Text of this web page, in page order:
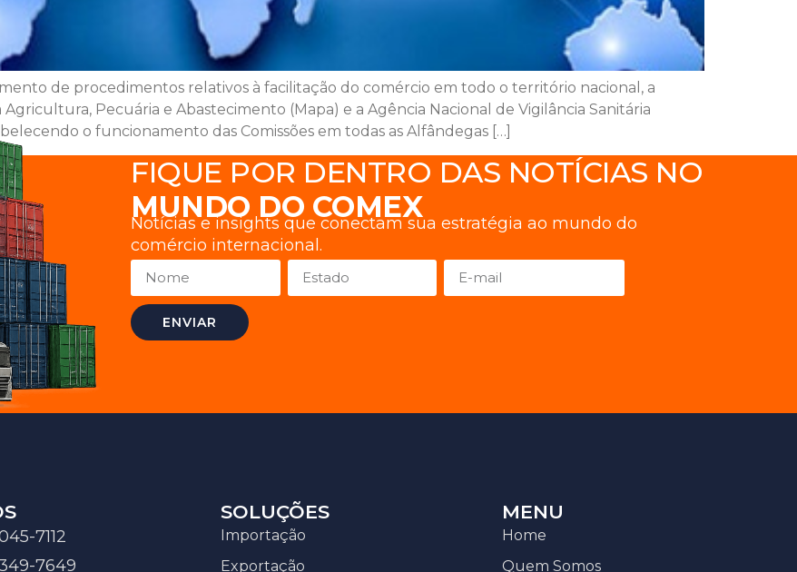
de procedimentos relativos à facilitação do comércio em todo o território nacional, a
Pecuária e Abastecimento (Mapa) e a Agência Nacional de Vigilância Sanitária
o funcionamento das Comissões em todas as Alfândegas […]
FIQUE POR DENTRO DAS NOTÍCIAS NO
MUNDO DO COMEX
Notícias e insights que conectam sua estratégia ao mundo do
comércio internacional.
ENVIAR
7112
7649
SOLUÇÕES
Importação
Exportação
MENU
Home
Quem Somos